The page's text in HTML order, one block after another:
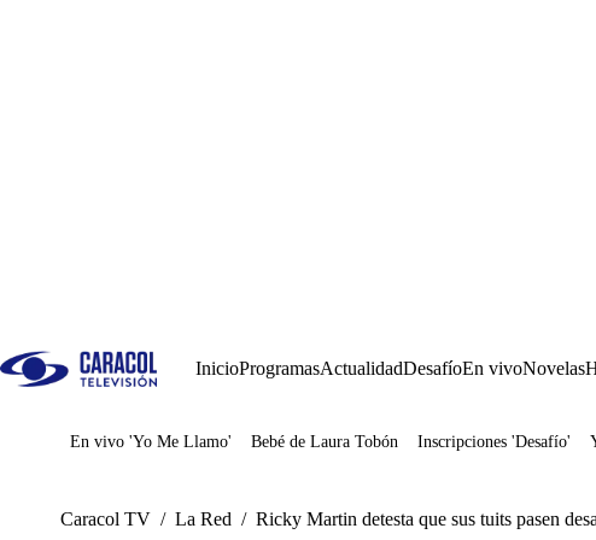
InicioProgramasActualidadDesafíoEn vivoNovelas
Juegos
En vivo 'Yo Me Llamo' Bebé de Laura Tobón Inscripciones 'Desafío'
Caracol TV / La Red / Ricky Martin detesta que sus tuits pasen